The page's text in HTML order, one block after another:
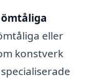
eller
konstverk